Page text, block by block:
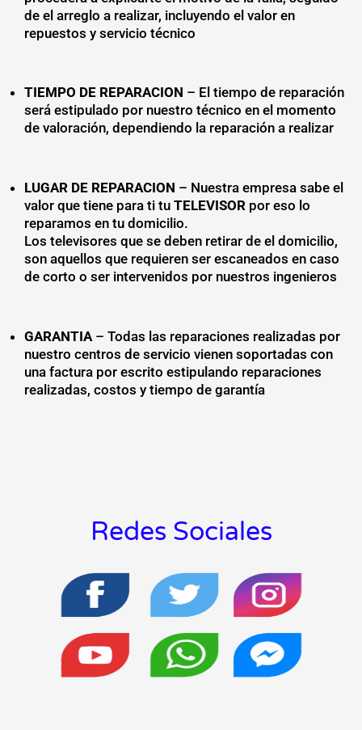
de el arreglo a realizar, incluyendo el valor en
repuestos y servicio técnico
TIEMPO DE REPARACION – El tiempo de reparación
será estipulado por nuestro técnico en el momento
de valoración, dependiendo la reparación a realizar
LUGAR DE REPARACION – Nuestra empresa sabe el
valor que tiene para ti tu TELEVISOR por eso lo
reparamos en tu domicilio.
Los televisores que se deben retirar de el domicilio,
son aquellos que requieren ser escaneados en caso
de corto o ser intervenidos por nuestros ingenieros
GARANTIA – Todas las reparaciones realizadas por
nuestro centros de servicio vienen soportadas con
una factura por escrito estipulando reparaciones
realizadas, costos y tiempo de garantía
Redes Sociales